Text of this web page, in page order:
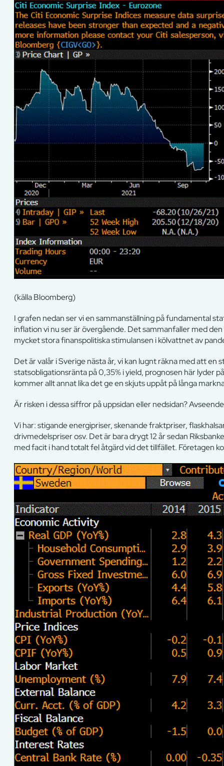
(källa Bloomberg)
I grafen nedan ser vi en sammanställning på fundamental
inflation vi nu ser är övergående. Det sammanfaller med
mycket stora finanspolitiska stimulansen i kölvattnet av
Det är valår i Sverige nästa år, vi kan lugnt räkna med att
statsobligationsränta på 0,35% i yield, prognosen här lyder
kommer allt annat lika det ge en skjuts uppåt på långa
Är risken i dessa siffror på uppsidan eller nedsidan?
Vi har: stigande energipriser, skenande fraktpriser,
drivmedelspriser osv. Det är bara drygt 12 år sedan
med facit i hand totalt fel åtgärd vid det tillfället. Företagen